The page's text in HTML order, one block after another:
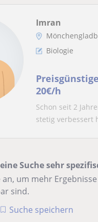
Imran
Biologie
20€/h
Schon seit 2
stetig verbessert
Suche sehr
an, um mehr
sind.
Suche speichern